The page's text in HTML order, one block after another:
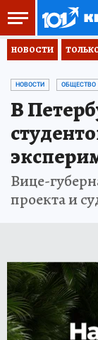
НОВОСТИ
НОВОСТИ ОБЩЕСТВО
В
Вице-
проекта и